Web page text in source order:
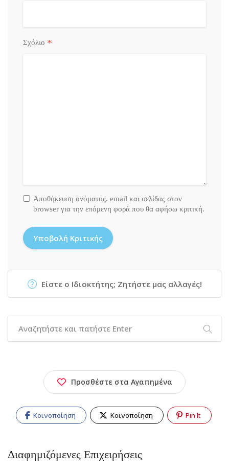
Σχόλιο *
Αποθήκευση ονόματος. email και σελίδας στον
browser για την επόμενη φορά που θα αφήσω κριτική.
Είστε ο Ιδιοκτήτης; Ζητήστε μας αλλαγές!
Προσθέστε στα Αγαπημένα
Κοινοποίηση Κοινοποίηση Pin It
Διαφημιζόμενες Επιχειρήσεις